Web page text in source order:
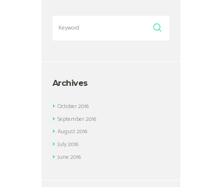
Archives
October2016
September2016
August2016
July2016
June2016